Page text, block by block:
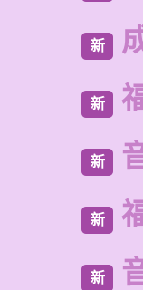
新
新
新
新
新